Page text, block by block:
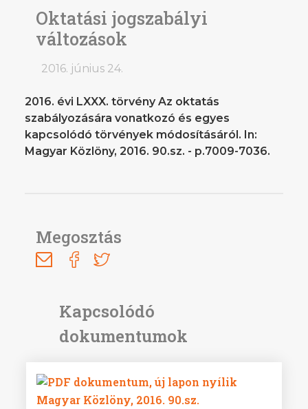
Oktatási jogszabályi
változások
2016. június 24.
2016. évi LXXX. törvény Az oktatás
szabályozására vonatkozó és egyes
kapcsolódó törvények módosításáról. In:
Magyar Közlöny, 2016. 90.sz. - p.7009-7036.
Megosztás
Magyar Közlöny, 2016. 90.sz.